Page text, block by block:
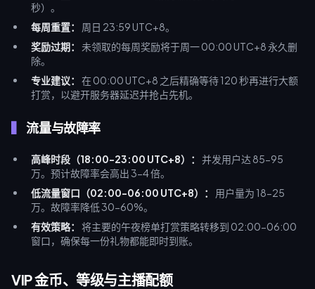
秒）。
每周重置：
周日 23:59 UTC+8。
奖励过期：
未领取的每周奖励将于周一 00:00 UTC+8 永久删
除。
专业建议：
在 00:00 UTC+8 之后精确等待 120 秒再进行大额
打赏，以避开服务器延迟并抢占先机。
流量与故障率
高峰时段（18:00-23:00 UTC+8）：
并发用户达 85-95
万。预计故障率会高出 3-4 倍。
低流量窗口（02:00-06:00 UTC+8）：
用户量为 18-25
万。故障率降低 30-60%。
有效策略：
将主要的午夜榜单打赏策略转移到 02:00-06:00
窗口，确保每一份礼物都能即时到账。
VIP 金币、等级与主播配额